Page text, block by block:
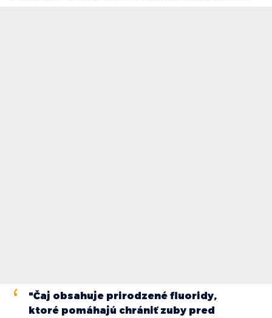
"Čaj obsahuje prirodzené fluoridy,
ktoré pomáhajú chrániť zuby pred